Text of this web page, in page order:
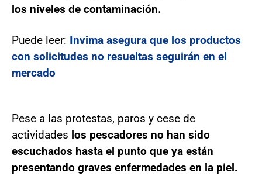
los niveles de contaminación.
Puede leer: Invima asegura que los productos
con solicitudes no resueltas seguirán en el
mercado
Pese a las protestas, paros y cese de
actividades los pescadores no han sido
escuchados hasta el punto que ya están
presentando graves enfermedades en la piel.